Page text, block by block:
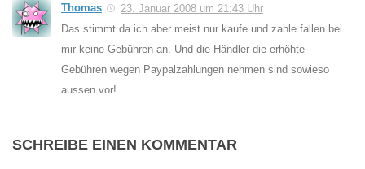
Thomas
23. Januar 2008 um 21:43 Uhr
Das stimmt da ich aber meist nur kaufe und zahle fallen bei
mir keine Gebühren an. Und die Händler die erhöhte
Gebühren wegen Paypalzahlungen nehmen sind sowieso
aussen vor!
SCHREIBE EINEN KOMMENTAR